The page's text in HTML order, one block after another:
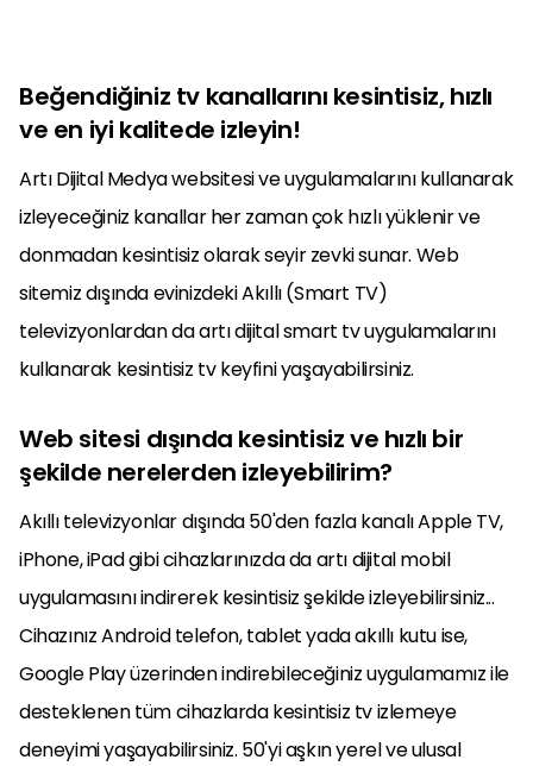
Beğendiğiniz tv kanallarını kesintisiz, hızlı
ve en iyi kalitede izleyin!
Artı Dijital Medya websitesi ve uygulamalarını kullanarak
izleyeceğiniz kanallar her zaman çok hızlı yüklenir ve
donmadan kesintisiz olarak seyir zevki sunar. Web
sitemiz dışında evinizdeki Akıllı (Smart TV)
televizyonlardan da artı dijital smart tv uygulamalarını
kullanarak kesintisiz tv keyfini yaşayabilirsiniz.
Web sitesi dışında kesintisiz ve hızlı bir
şekilde nerelerden izleyebilirim?
Akıllı televizyonlar dışında 50'den fazla kanalı Apple TV,
iPhone, iPad gibi cihazlarınızda da artı dijital mobil
uygulamasını indirerek kesintisiz şekilde izleyebilirsiniz...
Cihazınız Android telefon, tablet yada akıllı kutu ise,
Google Play üzerinden indirebileceğiniz uygulamamız ile
desteklenen tüm cihazlarda kesintisiz tv izlemeye
deneyimi yaşayabilirsiniz. 50'yi aşkın yerel ve ulusal